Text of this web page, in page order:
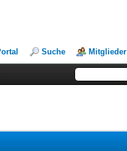
Suche Mitglieder